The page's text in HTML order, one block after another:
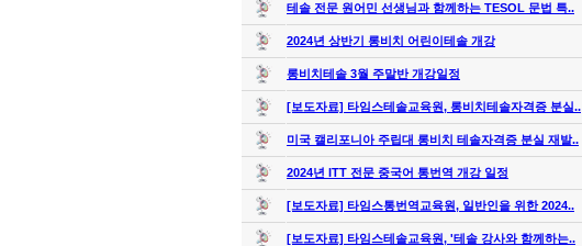
테솔 전문 원어민 선생님과 함께하는 TESOL 문법 특..
2024년 상반기 롱비치 어린이테솔 개강
롱비치테솔 3월 주말반 개강일정
[보도자료] 타임스테솔교육원, 롱비치테솔자격증 분실..
미국 캘리포니아 주립대 롱비치 테솔자격증 분실 재발..
2024년 ITT 전문 중국어 통번역 개강 일정
[보도자료] 타임스통번역교육원, 일반인을 위한 2024..
[보도자료] 타임스테솔교육원, '테솔 강사와 함께하는..